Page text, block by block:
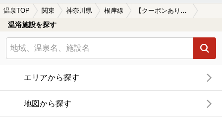
温泉TOP 関東 神奈川県 根岸線 【クーポンあり】女子旅・女子会におすすめの根岸線周辺の温泉、日帰り温泉、スーパー銭湯を探す
温浴施設を探す
エリアから探す
地図から探す